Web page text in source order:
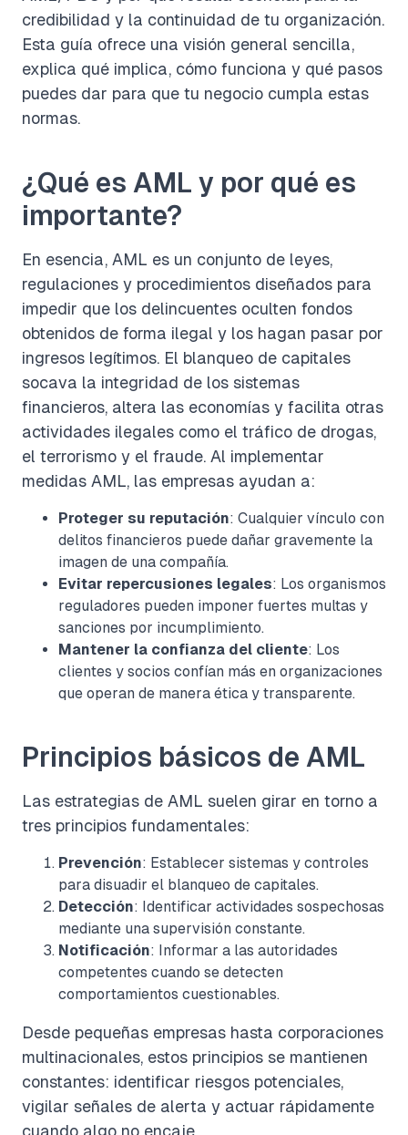
credibilidad y la continuidad de tu organización.
Esta guía ofrece una visión general sencilla,
explica qué implica, cómo funciona y qué pasos
puedes dar para que tu negocio cumpla estas
normas.
¿Qué es AML y por qué es
importante?
En esencia, AML es un conjunto de leyes,
regulaciones y procedimientos diseñados para
impedir que los delincuentes oculten fondos
obtenidos de forma ilegal y los hagan pasar por
ingresos legítimos. El blanqueo de capitales
socava la integridad de los sistemas
financieros, altera las economías y facilita otras
actividades ilegales como el tráfico de drogas,
el terrorismo y el fraude. Al implementar
medidas AML, las empresas ayudan a:
Proteger su reputación: Cualquier vínculo con
delitos financieros puede dañar gravemente la
imagen de una compañía.
Evitar repercusiones legales: Los organismos
reguladores pueden imponer fuertes multas y
sanciones por incumplimiento.
Mantener la confianza del cliente: Los
clientes y socios confían más en organizaciones
que operan de manera ética y transparente.
Principios básicos de AML
Las estrategias de AML suelen girar en torno a
tres principios fundamentales:
Prevención: Establecer sistemas y controles
para disuadir el blanqueo de capitales.
Detección: Identificar actividades sospechosas
mediante una supervisión constante.
Notificación: Informar a las autoridades
competentes cuando se detecten
comportamientos cuestionables.
Desde pequeñas empresas hasta corporaciones
multinacionales, estos principios se mantienen
constantes: identificar riesgos potenciales,
vigilar señales de alerta y actuar rápidamente
cuando algo no encaje.